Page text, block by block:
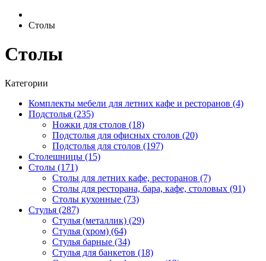
Столы
Столы
Категории
Комплекты мебели для летних кафе и ресторанов (4)
Подстолья (235)
Ножки для столов (18)
Подстолья для офисных столов (20)
Подстолья для столов (197)
Столешницы (15)
Столы (171)
Столы для летних кафе, ресторанов (7)
Столы для ресторана, бара, кафе, столовых (91)
Столы кухонные (73)
Стулья (287)
Стулья (металлик) (29)
Стулья (хром) (64)
Стулья барные (34)
Стулья для банкетов (18)